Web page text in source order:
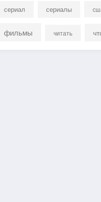
сериал сериалы
фильмы читать